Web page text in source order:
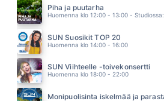
Piha ja puutarha
Huomenna klo 12:00 - 13:00 -
SUN Suosikit TOP 20
Huomenna klo 14:00 - 16:00
SUN Viihteelle -toivekonsertti
Huomenna klo 18:00 - 22:00
Monipuolisinta iskelmää ja